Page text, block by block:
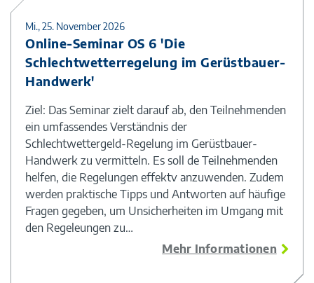
Mi., 25. November 2026
Online-Seminar OS 6 'Die
Schlechtwetterregelung im Gerüstbauer-
Handwerk'
Ziel: Das Seminar zielt darauf ab, den Teilnehmenden
ein umfassendes Verständnis der
Schlechtwettergeld-Regelung im Gerüstbauer-
Handwerk zu vermitteln. Es soll de Teilnehmenden
helfen, die Regelungen effektv anzuwenden. Zudem
werden praktische Tipps und Antworten auf häufige
Fragen gegeben, um Unsicherheiten im Umgang mit
den Regeleungen zu…
Mehr Informationen